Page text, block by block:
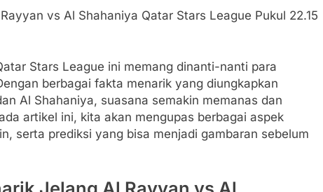
vs Al Shahaniya Qatar Stars League Pukul 22.15
Stars League ini memang dinanti-nanti para
berbagai fakta menarik yang diungkapkan
Al Shahaniya, suasana semakin memanas dan
artikel ini, kita akan mengupas berbagai aspek
serta prediksi yang bisa menjadi gambaran sebelum